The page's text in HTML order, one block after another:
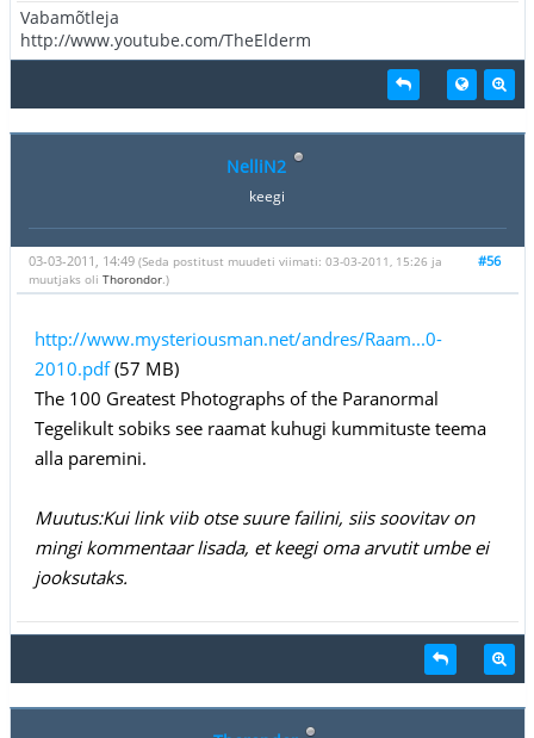
Vabamõtleja
http://www.youtube.com/TheElderm
NelliN2
keegi
#56
03-03-2011, 14:49 (Seda postitust muudeti viimati: 03-03-2011, 15:26 ja
muutjaks oli Thorondor.)
http://www.mysteriousman.net/andres/Raam...0-
2010.pdf(57 MB)
The 100 Greatest Photographs of the Paranormal
Tegelikult sobiks see raamat kuhugi kummituste teema
alla paremini.
Muutus:Kui link viib otse suure failini, siis soovitav on
mingi kommentaar lisada, et keegi oma arvutit umbe ei
jooksutaks.